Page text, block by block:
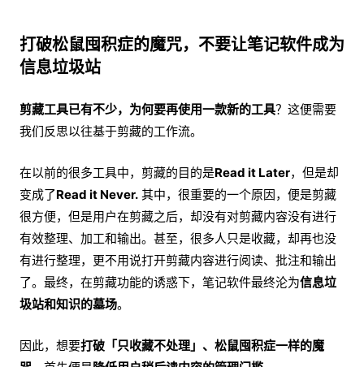
打破松鼠囤积症的魔咒，不要让笔记软件成为
信息垃圾站
剪藏工具已有不少，为何要再使用一款新的工具？这便需要
我们反思以往基于剪藏的工作流。
在以前的很多工具中，剪藏的目的是Read it Later，但是却
变成了Read it Never. 其中，很重要的一个原因，便是剪藏
很方便，但是用户在剪藏之后，却没有对剪藏内容没有进行
有效整理、加工和输出。甚至，很多人只是收藏，却再也没
有进行整理，更不用说打开剪藏内容进行阅读、批注和输出
了。最终，在剪藏功能的诱惑下，笔记软件最终沦为信息垃
圾站和知识的墓场。
因此，想要打破「只收藏不处理」、松鼠囤积症一样的魔